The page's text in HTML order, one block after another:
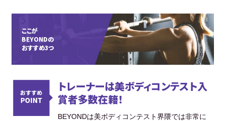
ここが
BEYONDの
おすすめ3つ
トレーナーは美ボディコンテスト入
賞者多数在籍！
BEYONDは美ボディコンテスト界隈では非常に